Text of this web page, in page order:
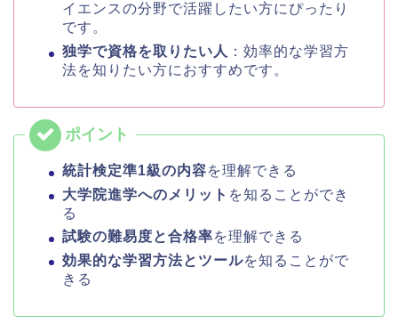
イエンスの分野で活躍したい方にぴったり
です。
独学で資格を取りたい人 ：効率的な学習方
法を知りたい方におすすめです。
統計検定準1級の内容を理解できる
大学院進学へのメリット を知ることができ
る
試験の難易度と合格率を理解できる
効果的な学習方法とツールを知ることがで
きる